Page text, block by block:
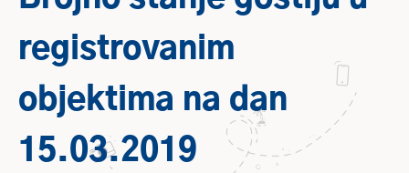
registrovanim
objektima na dan
15.03.2019